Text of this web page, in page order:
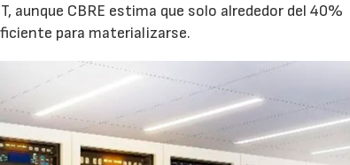
aunque CBRE estima que solo alrededor del 40%
para materializarse.